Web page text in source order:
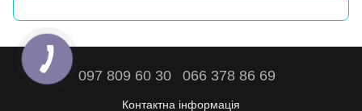
097 809 60 30 066 378 86 69
Контактна інформація